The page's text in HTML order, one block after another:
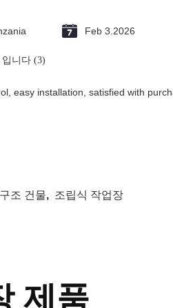
Feb 3.2026
니다 (3)
easy installation, satisfied with
조 건물, 조립식 작업장
제품